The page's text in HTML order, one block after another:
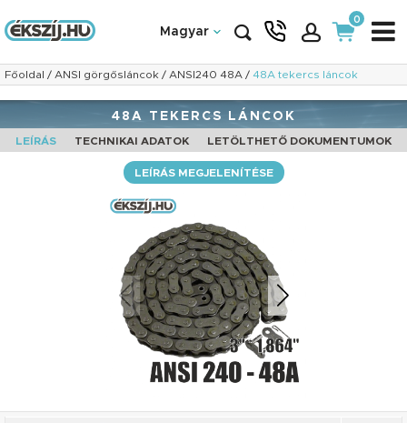
Magyar
0
Főoldal / ANSI görgősláncok / ANSI240 48A / 48A tekercs láncok
48A TEKERCS LÁNCOK
LEÍRÁS TECHNIKAI ADATOK LETÖLTHETŐ DOKUMENTUMOK
LEÍRÁS MEGJELENÍTÉSE